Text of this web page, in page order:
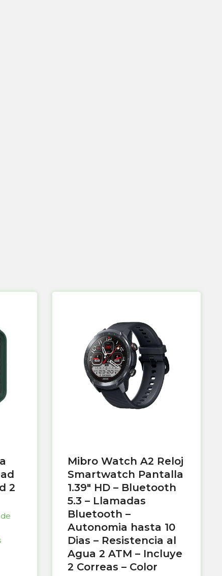
2
Mibro Watch A2 Reloj
Smartwatch Pantalla
1.39″ HD – Bluetooth
5.3 – Llamadas
Bluetooth –
Autonomia hasta 10
Dias – Resistencia al
Agua 2 ATM – Incluye
2 Correas – Color